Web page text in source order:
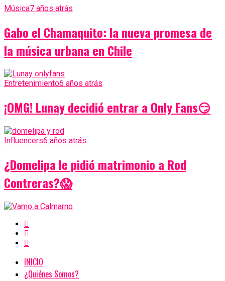
Música7 años atrás
Gabo el Chamaquito: la nueva promesa de
la música urbana en Chile
Entretenimiento6 años atrás
¡OMG! Lunay decidió entrar a Only Fans😏
Influencers6 años atrás
¿Domelipa le pidió matrimonio a Rod
Contreras?😱
INICIO
¿Quiénes Somos?